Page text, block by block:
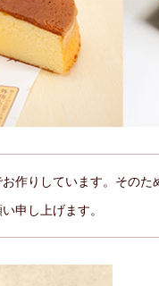
作りしています。その
申し上げます。